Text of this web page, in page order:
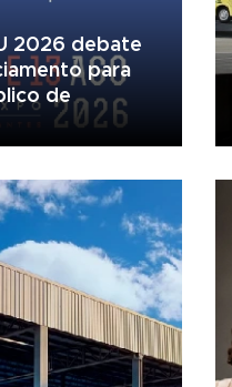
2026 debate
para
de